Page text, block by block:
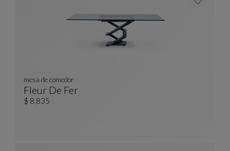
Fleur De Fer
Mesa De Comedor
Ver Descripción Completa
mesa de comedor
$ 8,835